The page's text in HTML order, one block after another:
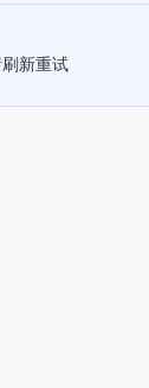
新重试